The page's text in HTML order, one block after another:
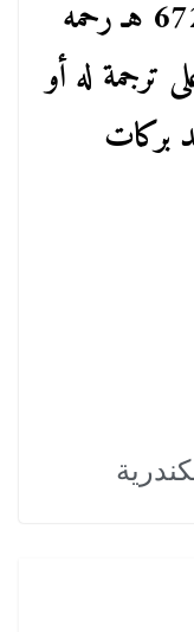
ليلة الجمعة رابع شعبان سنة 672 هـ رحمه
ترجمة له أو
بركات